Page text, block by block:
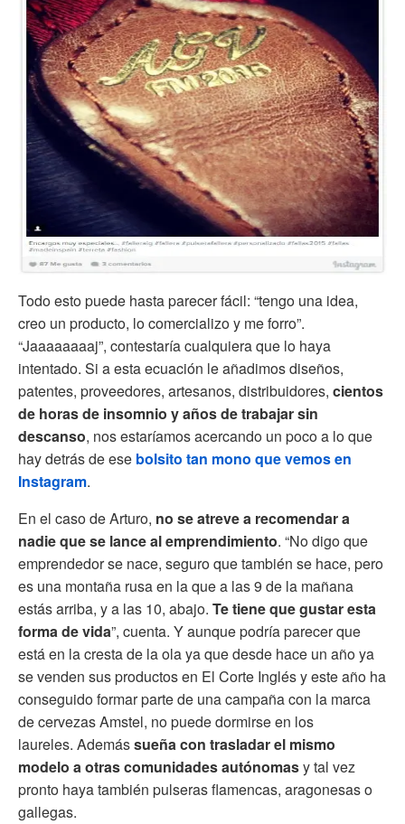
Todo esto puede hasta parecer fácil: “tengo una idea,
creo un producto, lo comercializo y me forro”.
“Jaaaaaaaaj”, contestaría cualquiera que lo haya
intentado. Si a esta ecuación le añadimos diseños,
patentes, proveedores, artesanos, distribuidores, cientos
de horas de insomnio y años de trabajar sin
descanso, nos estaríamos acercando un poco a lo que
hay detrás de ese bolsito tan mono que vemos en
Instagram.
En el caso de Arturo, no se atreve a recomendar a
nadie que se lance al emprendimiento. “No digo que
emprendedor se nace, seguro que también se hace, pero
es una montaña rusa en la que a las 9 de la mañana
estás arriba, y a las 10, abajo. Te tiene que gustar esta
forma de vida”, cuenta. Y aunque podría parecer que
está en la cresta de la ola ya que desde hace un año ya
se venden sus productos en El Corte Inglés y este año ha
conseguido formar parte de una campaña con la marca
de cervezas Amstel, no puede dormirse en los
laureles. Ademássueña con trasladar el mismo
modelo a otras comunidades autónomasy tal vez
pronto haya también pulseras flamencas, aragonesas o
gallegas.